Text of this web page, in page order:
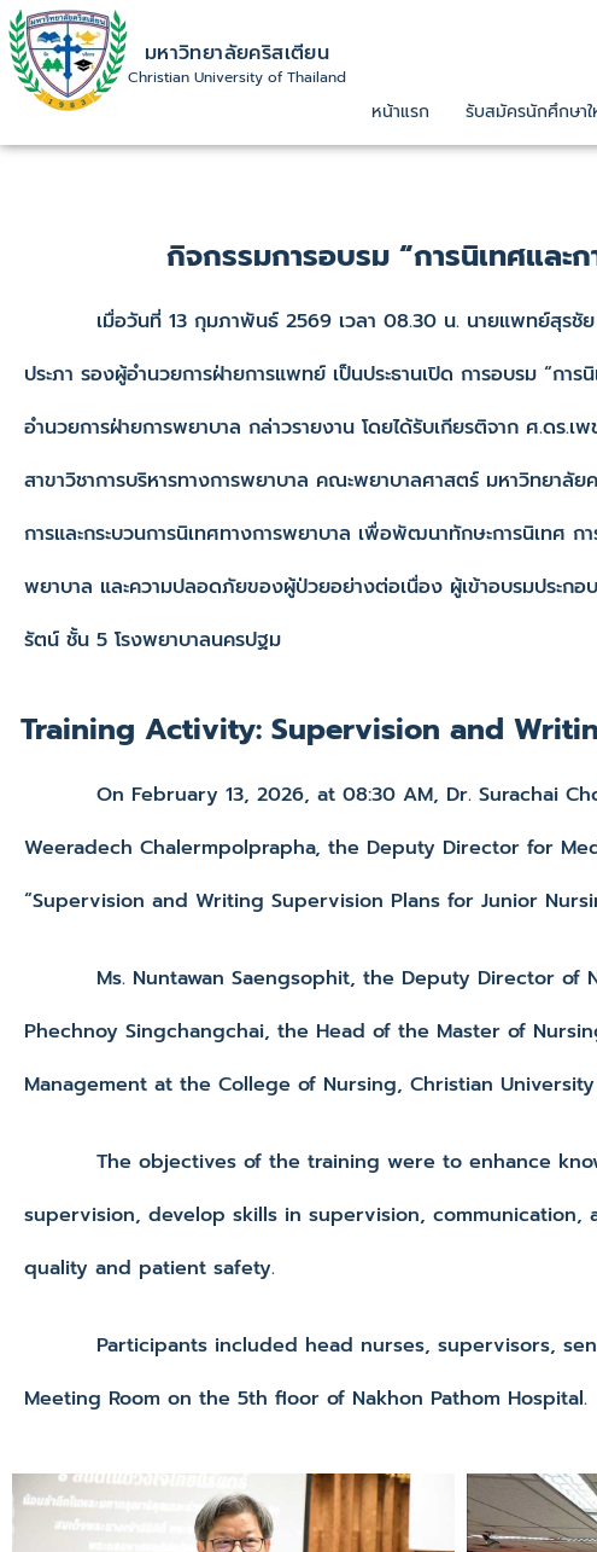
มหาวิทยาลัยคริสเตียน
Christian University of Thailand
หน้าแรก รับสมัครนักศึกษา
กิจกรรมการอบรม “การนิเทศและ
เมื่อวันที่ 13 กุมภาพันธ์ 2569 เวลา 08.30 น. นายแพทย์สุรชัย โช
ประภา รองผู้อำนวยการฝ่ายการแพทย์ เป็นประธานเปิด การอบรม “ก
อำนวยการฝ่ายการพยาบาล กล่าวรายงาน โดยได้รับเกียรติจาก ศ.
สาขาวิชาการบริหารทางการพยาบาล คณะพยาบาลศาสตร์ มหาวิทยาลั
การและกระบวนการนิเทศทางการพยาบาล เพื่อพัฒนาทักษะการนิเทศ
พยาบาล และความปลอดภัยของผู้ป่วยอย่างต่อเนื่อง ผู้เข้าอบรมประ
รัตน์ ชั้น 5 โรงพยาบาลนครปฐม
Training Activity: Supervision and
On February 13, 2026, at 08:30 AM, Dr. Surachai
Weeradech Chalermpolprapha, the Deputy Director for
“Supervision and Writing Supervision Plans for Junior
Ms. Nuntawan Saengsophit, the Deputy Director of
Phechnoy Singchangchai, the Head of the Master of
Management at the College of Nursing, Christian
The objectives of the training were to enhance
supervision, develop skills in supervision,
quality and patient safety.
Participants included head nurses, supervisors,
Meeting Room on the 5th floor of Nakhon Pathom Hospital.